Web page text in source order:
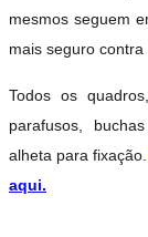
mesmos seguem
mais seguro contra
Todos os
parafusos,
alheta para
aqui.